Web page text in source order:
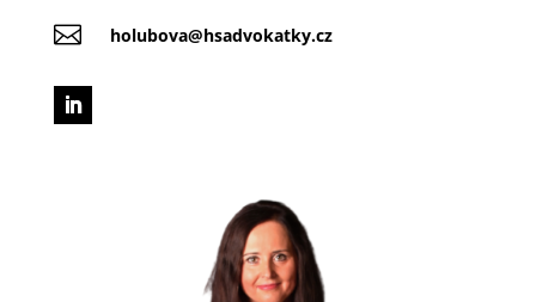
 holubova@hsadvokatky.cz